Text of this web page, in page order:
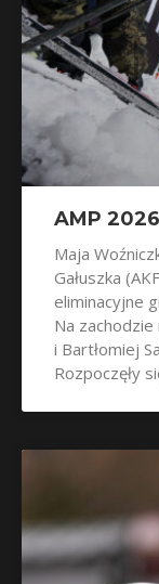
AMP
Maja
Gałuszka
eliminacyjne
Na
i Bartłomiej
Rozpoczęły